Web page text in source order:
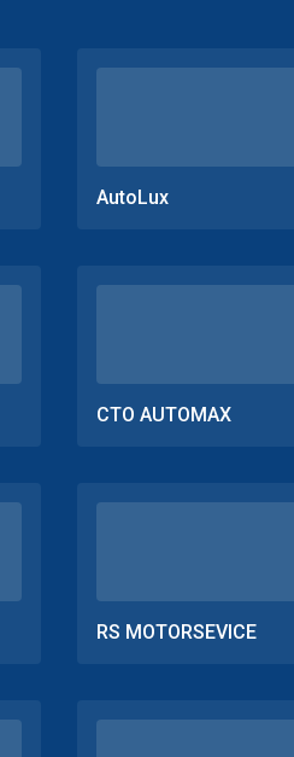
AutoLux
СТО AUTOMAX
RS MOTORSEVICE